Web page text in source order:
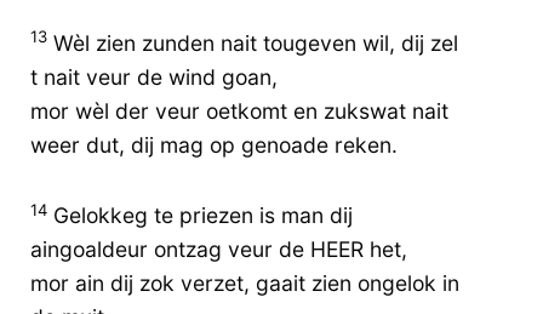
13 Wèl zien zunden nait tougeven wil, dij zel
t nait veur de wind goan,
mor wèl der veur oetkomt en zukswat nait
weer dut, dij mag op genoade reken.
14 Gelokkeg te priezen is man dij
aingoaldeur ontzag veur de HEER het,
mor ain dij zok verzet, gaait zien ongelok in